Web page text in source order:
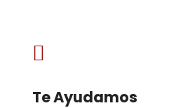

Te Ayudamos